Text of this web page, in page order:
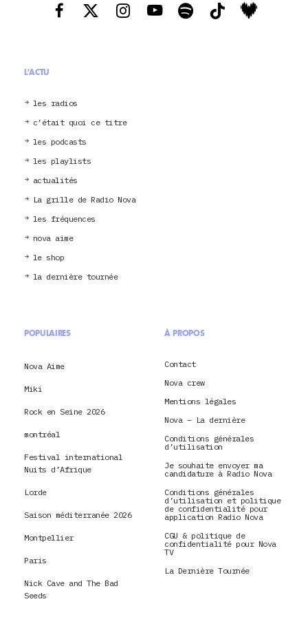
L'ACTU
les radios
c’était quoi ce titre
les podcasts
les playlists
actualités
La grille de Radio Nova
les fréquences
nova aime
le shop
la dernière tournée
POPULAIRES
Nova Aime
Miki
Rock en Seine 2026
montréal
Festival international
Nuits d’Afrique
Lorde
Saison méditerranée 2026
Montpellier
Paris
Nick Cave and The Bad
Seeds
À PROPOS
Contact
Nova crew
Mentions légales
Nova – La dernière
Conditions générales
d’utilisation
Je souhaite envoyer ma
candidature à Radio Nova
Conditions générales
d’utilisation et politique
de confidentialité pour
application Radio Nova
CGU & politique de
confidentialité pour Nova
TV
La Dernière Tournée